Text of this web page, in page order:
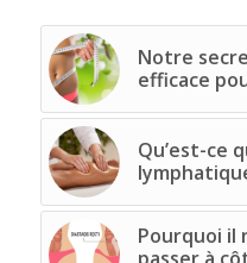
Notre
efficace
Qu’est-ce
Pourquoi il